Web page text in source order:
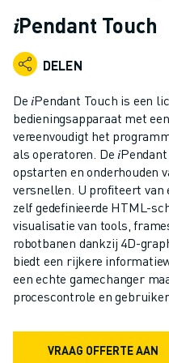
COLLABORATIEVE ROBOTS
ROBOT AANBOD
ROBOT CONTROLLERS
ROBOT ACCESSOIRES
ROBOT SOFTWARE
SIMULATIE SOFTWARE
ROBOTS VOOR HET ONDERWIJS
ROBOT AUTOMATISERING
BOOGLAS ROBOTS
ARTICULATED ROBOTS
ARC MATE SERIE
M-900 SERIE
DELTA ROBOTS
FOOD & CLEANROOM ROBOTS
PALLETISEER ROBOTS
𝑖Pendant Touch
DELEN
De 𝑖Pendant Touch is een
bedieningsapparaat met
vereenvoudigt het
als operatoren. De
opstarten en onderhouden
versnellen. U profiteert van
zelf gedefinieerde HTML-
visualisatie van tools,
robotbanen dankzij 4D-
biedt een rijkere
een echte gamechanger
procescontrole en
VRAAG OFFERTE AAN